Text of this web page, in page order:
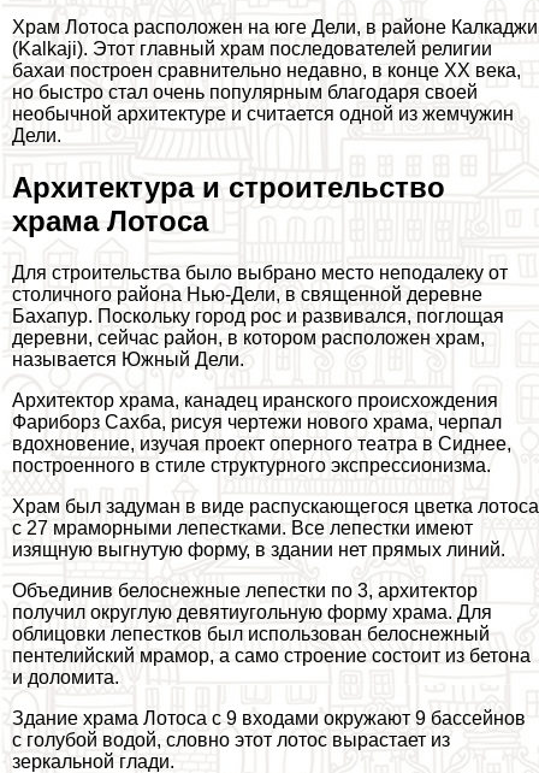
Храм Лотоса расположен на юге Дели, в районе Калкаджи
(Kalkaji). Этот главный храм последователей религии
бахаи построен сравнительно недавно, в конце XX века,
но быстро стал очень популярным благодаря своей
необычной архитектуре и считается одной из жемчужин
Дели.
Архитектура и строительство
храма Лотоса
Для строительства было выбрано место неподалеку от
столичного района Нью-Дели, в священной деревне
Бахапур. Поскольку город рос и развивался, поглощая
деревни, сейчас район, в котором расположен храм,
называется Южный Дели.
Архитектор храма, канадец иранского происхождения
Фариборз Сахба, рисуя чертежи нового храма, черпал
вдохновение, изучая проект оперного театра в Сиднее,
построенного в стиле структурного экспрессионизма.
Храм был задуман в виде распускающегося цветка лотоса
с 27 мраморными лепестками. Все лепестки имеют
изящную выгнутую форму, в здании нет прямых линий.
Объединив белоснежные лепестки по 3, архитектор
получил округлую девятиугольную форму храма. Для
облицовки лепестков был использован белоснежный
пентелийский мрамор, а само строение состоит из бетона
и доломита.
Здание храма Лотоса с 9 входами окружают 9 бассейнов
с гoлyбой водой, словно этот лотос вырастает из
зеркальной глади.